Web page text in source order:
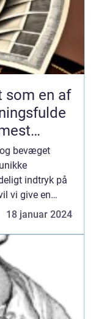
som en af
for
bevæget
indtryk på
vi give en
Rifbjergs
18 januar 2024